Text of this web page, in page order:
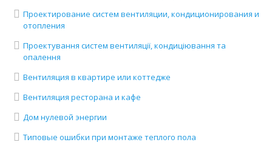
Проектирование систем вентиляции, кондиционирования и
отопления
Проектування систем вентиляції, кондиціювання та
опалення
Вентиляция в квартире или коттедже
Вентиляция ресторана и кафе
Дом нулевой энергии
Типовые ошибки при монтаже теплого пола